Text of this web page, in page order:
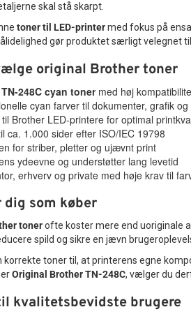
skal stå skarpt.
toner til LED-printermed fokus på
gør produktet særligt velegnet
original Brother toner
248C cyan tonermed høj
cyan farver til dokumenter, grafik
Brother LED-printere for optimal
ca. 1.000 sider efter ISO/IEC 19798
for striber, pletter og ujævnt print
ydeevne og understøtter lang levetid
erhverv og private med høje krav til
som køber
tonerofte koster mere end uoriginale
spild og sikre en jævn
korrekte toner til, at printerens egne
Original Brother TN-248C, vælger du
kvalitetsbevidste brugere